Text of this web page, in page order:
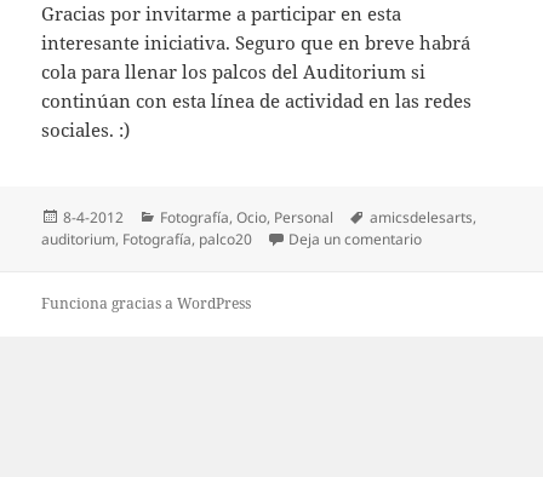
Gracias por invitarme a participar en esta
interesante iniciativa. Seguro que en breve habrá
cola para llenar los palcos del Auditorium si
continúan con esta línea de actividad en las redes
sociales. :)
Publicado
el
8-4-2012 Categorías
Fotografí­a,Ocio, Personal Etiquetas
amicsdelesarts,
auditorium, Fotografí­a, palco20 Deja un comentarioen Primer
Funciona gracias a WordPress